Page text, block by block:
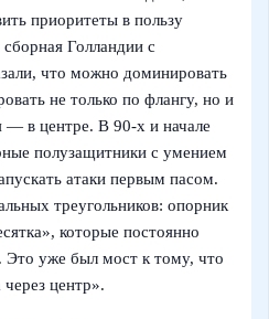
приоритеты в пользу
Голландии с
что можно доминировать
не только по флангу, но и
— в центре. В 90‑х и начале
полузащитники с умением
атаки первым пасом.
треугольников: опорник
которые постоянно
Это уже был мост к тому, что
центр».